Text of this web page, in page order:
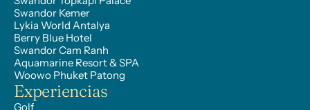
Swandor Kemer
Lykia World Antalya
Berry Blue Hotel
Swandor Cam Ranh
Aquamarine Resort & SPA
Woowo Phuket Patong
Experiencias
Golf